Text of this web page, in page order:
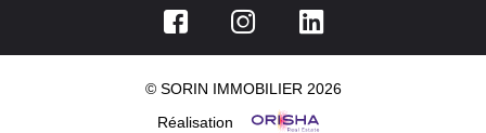
© SORIN IMMOBILIER 2026
Réalisation